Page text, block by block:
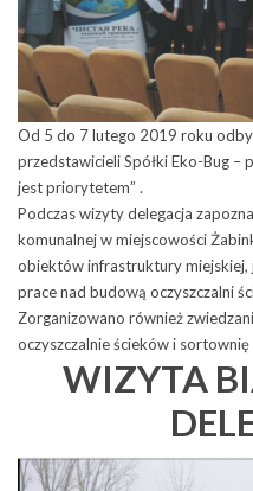
Od 5 do 7 lutego 2019 roku
przedstawicieli Spółki Eko-Bug –
jest priorytetem” .
Podczas wizyty delegacja
komunalnej w miejscowości
obiektów infrastruktury miejskiej,
prace nad budową oczyszczalni
Zorganizowano również
oczyszczalnie ścieków i
WIZYTA